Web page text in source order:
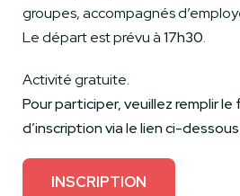
groupes, accompagnés
Le départ est prévu à17h30.
Activité gratuite.
Pour participer, veuillez remplir le
d’inscription via le lien ci-dessous
INSCRIPTION